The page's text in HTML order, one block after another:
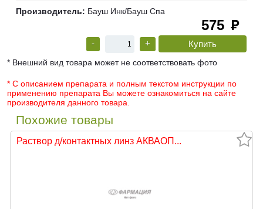
Производитель: Бауш Инк/Бауш Спа
575 руб
- +
* Внешний вид товара может не соответствовать фото
* С описанием препарата и полным текстом инструкции по
применению препарата Вы можете ознакомиться на сайте
производителя данного товара.
Похожие товары
Раствор д/контактных линз АКВАОП...